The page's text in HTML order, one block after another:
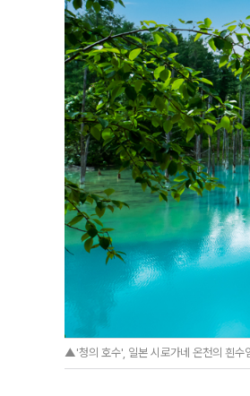
▲'청의 호수', 일본 시로가네 온천의 흰수